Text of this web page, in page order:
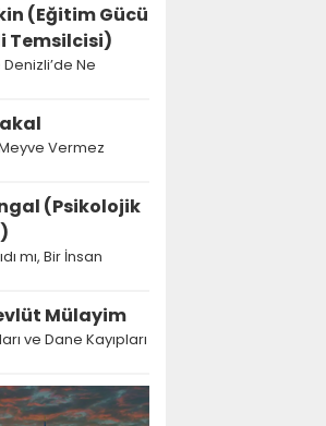
(Eğitim Gücü
Temsilcisi)
Ne
Vermez
(Psikolojik
mı, Bir İnsan
Mülayim
ve Dane Kayıpları